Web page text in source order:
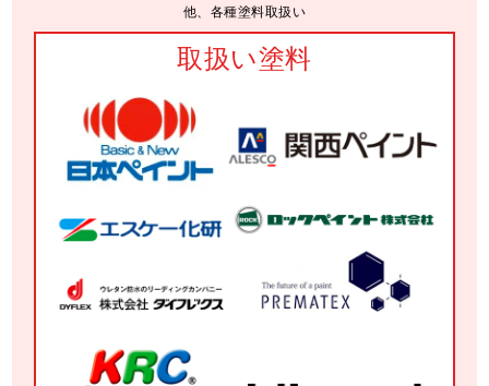
他、各種塗料取扱い
取扱い塗料